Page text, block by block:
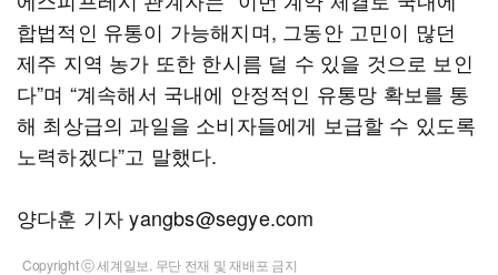
합법적인 유통이 가능해지며, 그동안 고민이 많던
제주 지역 농가 또한 한시름 덜 수 있을 것으로 보인
다”며 “계속해서 국내에 안정적인 유통망 확보를 통
해 최상급의 과일을 소비자들에게 보급할 수 있도록
노력하겠다”고 말했다.
양다훈 기자 yangbs@segye.com
Copyright ⓒ 세계일보. 무단 전재 및 재배포 금지